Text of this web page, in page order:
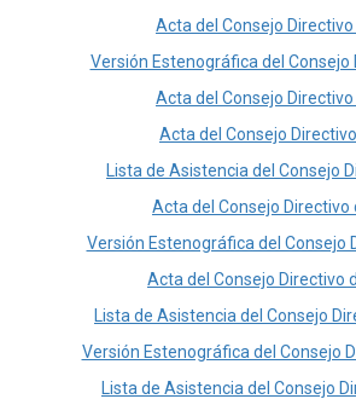
Acta del Consejo
Versión Estenográfica del
Acta del Consejo
Acta del Consejo
Lista de Asistencia del Consejo
Acta del Consejo
Versión Estenográfica del
Acta del Consejo Directivo
Lista de Asistencia del Consejo
Versión Estenográfica del Consejo
Lista de Asistencia del Consejo